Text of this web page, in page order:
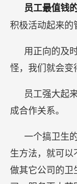
员工最值钱
积极活动起来的
用正向的及
怪，我们就会变
员工强大起
成合作关系。
一个搞卫生
生方法，就可以
做其它公司的卫